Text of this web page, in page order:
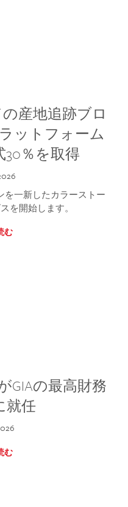
産地追跡ブロ
ットフォーム
30％を取得
を一新したカラーストー
を開始します。
む
GIAの最高財務
就任
む